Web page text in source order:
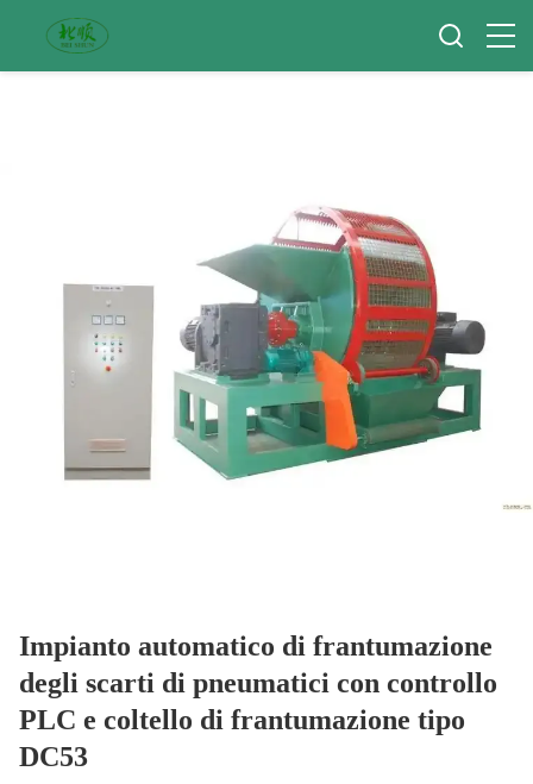
Impianto automatico di frantumazione
degli scarti di pneumatici con controllo
PLC e coltello di frantumazione tipo
DC53